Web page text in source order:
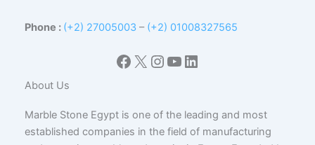
Phone : (+2) 27005003 – (+2) 01008327565
Facebook
X Instagram
YouTube
LinkedIn
About Us
Marble Stone Egypt is one of the leading and most
established companies in the field of manufacturing